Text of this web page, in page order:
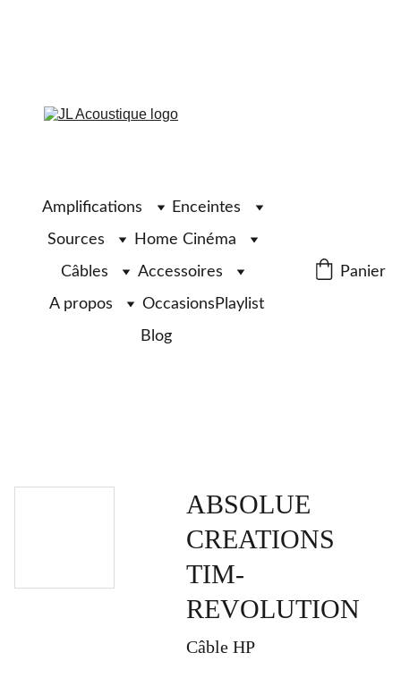
Amplifications
Enceintes
Sources
Home Cinéma
Câbles
Accessoires
A propos
Occasions Playlist
Blog
Panier
ABSOLUE
CREATIONS
TIM-
REVOLUTION
Câble HP